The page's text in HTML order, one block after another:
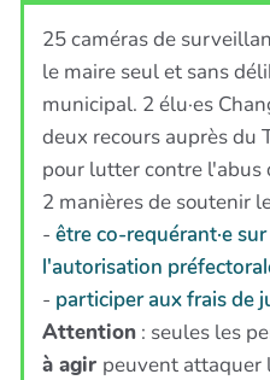
25 caméras de
le maire seul et sans
municipal. 2 élu·es
deux recours auprès
pour lutter contre l'abus
2 manières de soutenir
- être co-requérant·e
l'autorisation
- participer aux frais de
Attention : seules les
à agir peuvent attaquer